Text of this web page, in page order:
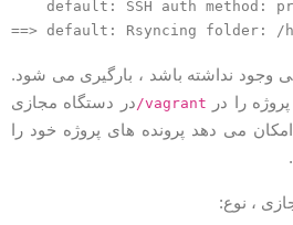
default: SSH auth method:
نداشته باشد ، بارگیری می شود.
/vagrantدر دستگاه مجازی
می دهد پرونده های پروژه خود را
، نوع: